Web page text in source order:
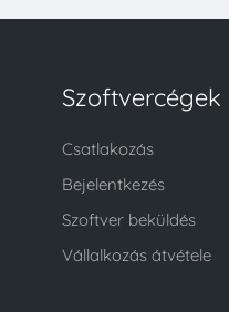
Szoftvercégek
Csatlakozás
Bejelentkezés
Szoftver beküldés
Vállalkozás átvétele